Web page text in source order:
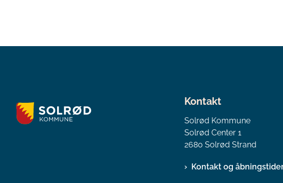
Kontakt
Solrød Kommune
Solrød Center 1
2680 Solrød Strand
Kontakt og